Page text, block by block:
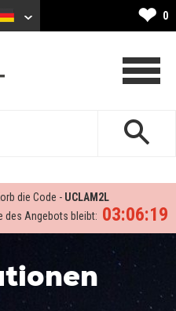
❤ 0
die Code - UCLAM2L
03:06:19
des Angebots bleibt: